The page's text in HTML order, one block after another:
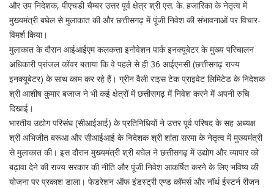
और उप निदेशक, पीएचडी चैम्बर उत्तर पूर्व क्षेत्र श्री एस. के. हजारिका के नेतृत्व में
मुख्यमंत्री बघेल से मुलाकात की और छत्तीसगढ़ में पूंजी निवेश की संभावनाओं पर विचार-
विमर्श किया।
मुलाकात के दौरान आईआईएम कलकत्ता इनोवेशन पार्क इनक्यूबेटर के मुख्य परिचालन
अधिकारी प्रांजल कोंवर बताया कि वे पहले से ही 36 आईएनसी (छत्तीसगढ़ राज्य
इनक्यूबेटर) के साथ काम कर रहे हैं। ग्रीन वैली राइस टेक प्राइवेट लिमिटेड के निदेशक
श्री आशीष कुमार बजाज ने भी कई क्षेत्रों में छत्तीसगढ़ में निवेश करने में अपनी रुचि
दिखाई।
भारतीय उद्योग परिसंघ (सीआईआई) के प्रतिनिधियों ने उत्तर पूर्व परिषद के सह अध्यक्ष
श्री अभिजीत बरूआ और सीआईआई के निदेशक श्री शांता सरमा के नेतृत्व में मुख्यमंत्री
से मुलाकात की। इस दौरान मुख्यमंत्री श्री बघेल ने छत्तीसगढ़ में उद्योग और व्यापार को
बढ़ावा देने की राज्य सरकार की नीति और पूंजी निवेश आकर्षित करने के लिए भविष्य की
योजना पर प्रकाश डाला। फेडरेशन ऑफ इंडस्ट्री एण्ड कॉमर्स और नॉर्थ ईस्टर्न रीजन